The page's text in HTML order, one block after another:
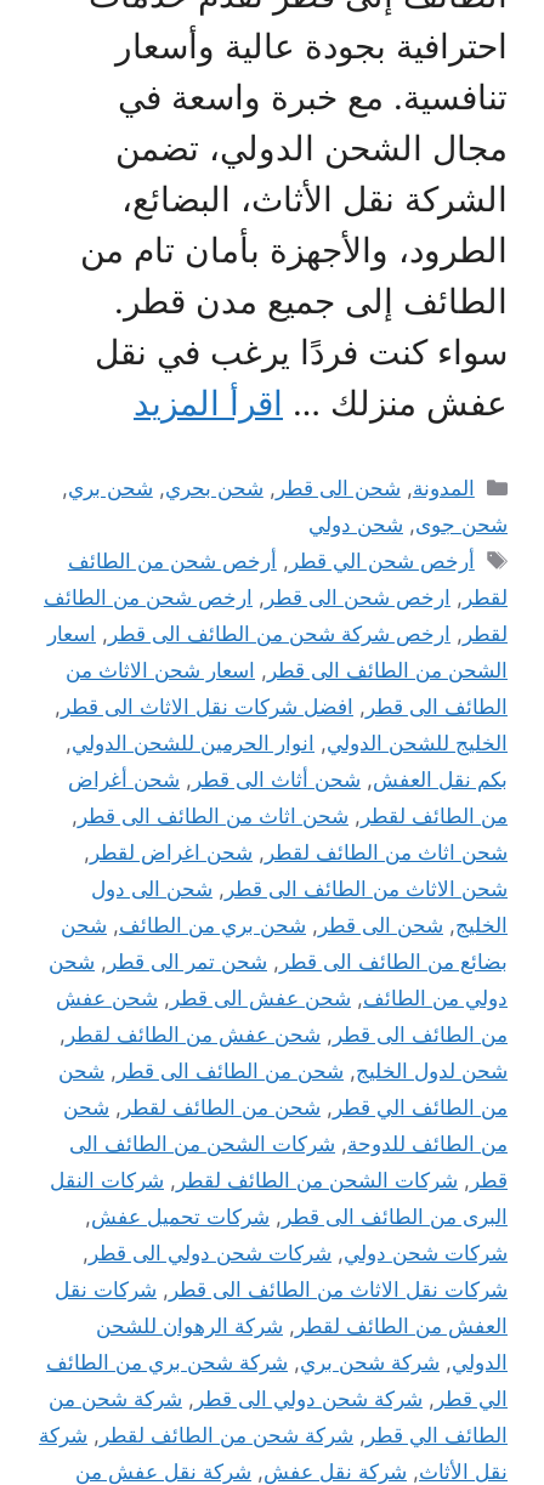
احترافية بجودة عالية وأسعار
تنافسية. مع خبرة واسعة في
مجال الشحن الدولي، تضمن
الشركة نقل الأثاث، البضائع،
الطرود، والأجهزة بأمان تام من
الطائف إلى جميع مدن قطر.
سواء كنت فردًا يرغب في نقل
عفش منزلك … اقرأ المزيد
التصنيفات
المدونة, شحن الى قطر , شحن بحري, شحن بري,
شحن جوى, شحن دولي
الوسوم
أرخص شحن الي قطر , أرخص شحن من الطائف
لقطر , ارخص شحن الى قطر , ارخص شحن من الطائف
لقطر , ارخص شركة شحن من الطائف الى قطر , اسعار
الشحن من الطائف الى قطر , اسعار شحن الاثاث من
الطائف الى قطر , افضل شركات نقل الاثاث الى قطر ,
الخليج للشحن الدولي, انوار الحرمين للشحن الدولي,
بكم نقل العفش, شحن أثاث الى قطر , شحن أغراض
من الطائف لقطر , شحن اثاث من الطائف الى قطر ,
شحن اثاث من الطائف لقطر , شحن اغراض لقطر ,
شحن الاثاث من الطائف الى قطر , شحن الى دول
الخليج, شحن الى قطر , شحن بري من الطائف, شحن
بضائع من الطائف الى قطر , شحن تمر الى قطر , شحن
دولي من الطائف, شحن عفش الى قطر , شحن عفش
من الطائف الى قطر , شحن عفش من الطائف لقطر ,
شحن لدول الخليج, شحن من الطائف الى قطر , شحن
من الطائف الي قطر , شحن من الطائف لقطر , شحن
من الطائف للدوحة, شركات الشحن من الطائف الى
قطر , شركات الشحن من الطائف لقطر , شركات النقل
البرى من الطائف الى قطر , شركات تحميل عفش,
شركات شحن دولي, شركات شحن دولي الى قطر ,
شركات نقل الاثاث من الطائف الى قطر , شركات نقل
العفش من الطائف لقطر , شركة الرهوان للشحن
الدولي, شركة شحن بري, شركة شحن بري من الطائف
الي قطر , شركة شحن دولي الى قطر , شركة شحن من
الطائف الي قطر , شركة شحن من الطائف لقطر , شركة
نقل الأثاث, شركة نقل عفش, شركة نقل عفش من